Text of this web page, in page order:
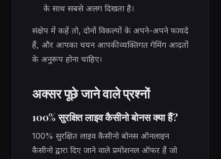
के साथ सबसे अलग दिखता है।
संक्षेप में कहें तो, दोनों विकल्पों के अपने-अपने फायदे
हैं, और आपका चयन आपकी व्यक्तिगत गेमिंग आदतों
के अनुरूप होना चाहिए।
अक्सर पूछे जाने वाले प्रश्नों
100% सुरक्षित लाइव कैसीनो बोनस क्या हैं?
100% सुरक्षित लाइव कैसीनो बोनस ऑनलाइन
कैसीनो द्वारा दिए जाने वाले प्रमोशनल ऑफर हैं जो